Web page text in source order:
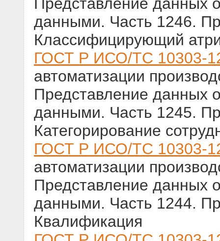
данными. Часть 1246.
Классифицирующий
ГОСТ Р ИСО/ТС 10303-
автоматизации
Представление данных
данными. Часть 1245.
Категорирование
ГОСТ Р ИСО/ТС 10303-
автоматизации
Представление данных
данными. Часть 1244.
Квалификация